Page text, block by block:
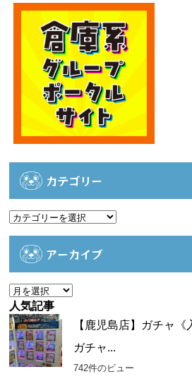
カテゴリー
カ
アーカイブ
ア
ー
カ
イ
ブ
人気記事
【鹿児島店】ガチャ
ガチャ...
742件のビュー